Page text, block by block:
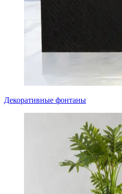
Декоративные фонтаны